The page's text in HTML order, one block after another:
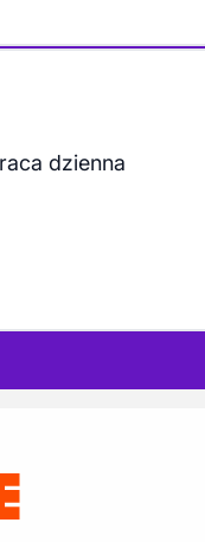
dzienna